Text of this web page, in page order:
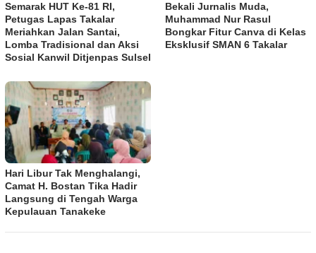
Semarak HUT Ke-81 RI,
Petugas Lapas Takalar
Meriahkan Jalan Santai,
Lomba Tradisional dan Aksi
Sosial Kanwil Ditjenpas Sulsel
Bekali Jurnalis Muda,
Muhammad Nur Rasul
Bongkar Fitur Canva di Kelas
Eksklusif SMAN 6 Takalar
Hari Libur Tak Menghalangi,
Camat H. Bostan Tika Hadir
Langsung di Tengah Warga
Kepulauan Tanakeke